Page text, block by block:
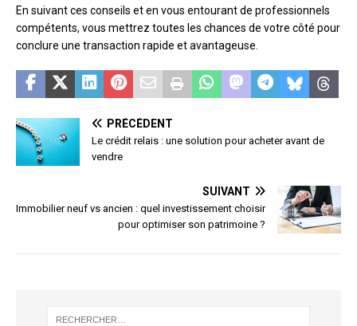
En suivant ces conseils et en vous entourant de professionnels
compétents, vous mettrez toutes les chances de votre côté pour
conclure une transaction rapide et avantageuse.
PRÉCÉDENT
Le crédit relais : une solution pour acheter avant de
vendre
SUIVANT
Immobilier neuf vs ancien : quel investissement choisir
pour optimiser son patrimoine ?